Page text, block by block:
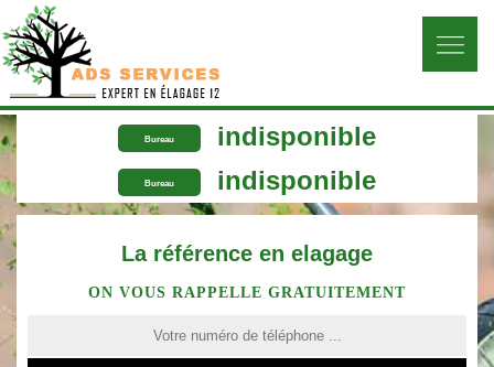
Bureau indisponible
Bureau indisponible
La référence en elagage
ON VOUS RAPPELLE GRATUITEMENT